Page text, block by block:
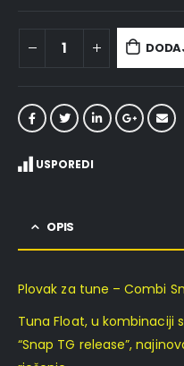
USPOREDI
OPIS
Plovak za tune – Combi
Tuna Float, u kombinaciji
“Snap TG release”,